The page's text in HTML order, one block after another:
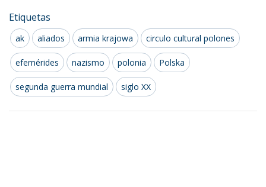
Etiquetas
ak aliados armia krajowa circulo cultural polones
efemérides nazismo polonia Polska
segunda guerra mundial siglo XX